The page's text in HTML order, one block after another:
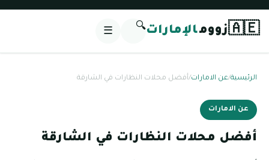
🇦🇪زوومالإمارات🔍
☰
الرئيسية/عن الامارات/أفضل محلات النظارات في الشارقة
عن الامارات
أفضل محلات النظارات في الشارقة